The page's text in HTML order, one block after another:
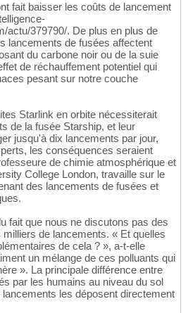
fait baisser les coûts de lancement
actu/379790/. De plus en plus de
lancements de fusées affectent
du carbone noir ou de la suie
de réchauffement potentiel qui
pesant sur notre couche
Starlink en orbite nécessiterait
de la fusée Starship, et leur
jusqu'à dix lancements par jour,
les conséquences seraient
de chimie atmosphérique et
College London, travaille sur le
des lancements de fusées et
fait que nous ne discutons pas des
de lancements. « Et quelles
de cela ? », a-t-elle
un mélange de ces polluants qui
». La principale différence entre
par les humains au niveau du sol
les déposent directement